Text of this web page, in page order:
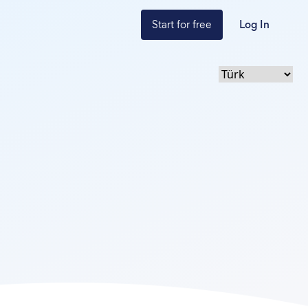
Start for free Log In